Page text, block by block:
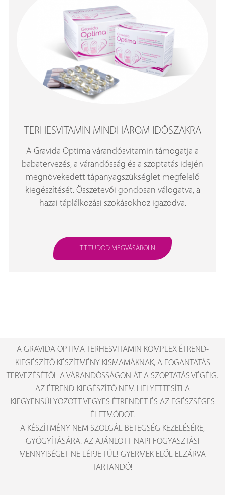
TERHESVITAMIN MINDHÁROM IDŐSZAKRA
A Gravida Optima várandósvitamin támogatja a
babatervezés, a várandósság és a szoptatás idején
megnövekedett tápanyagszükséglet megfelelő
kiegészítését. Összetevői gondosan válogatva, a
hazai táplálkozási szokásokhoz igazodva.
ITT TUDOD MEGVÁSÁROLNI
A GRAVIDA OPTIMA TERHESVITAMIN KOMPLEX ÉTREND-
KIEGÉSZÍTŐ KÉSZÍTMÉNY KISMAMÁKNAK, A FOGANTATÁS
TERVEZÉSÉTŐL A VÁRANDÓSSÁGON ÁT A SZOPTATÁS VÉGÉIG.
AZ ÉTREND-KIEGÉSZÍTŐ NEM HELYETTESÍTI A
KIEGYENSÚLYOZOTT VEGYES ÉTRENDET ÉS AZ EGÉSZSÉGES
ÉLETMÓDOT.
A KÉSZÍTMÉNY NEM SZOLGÁL BETEGSÉG KEZELÉSÉRE,
GYÓGYÍTÁSÁRA. AZ AJÁNLOTT NAPI FOGYASZTÁSI
MENNYISÉGET NE LÉPJE TÚL! GYERMEK ELŐL ELZÁRVA
TARTANDÓ!